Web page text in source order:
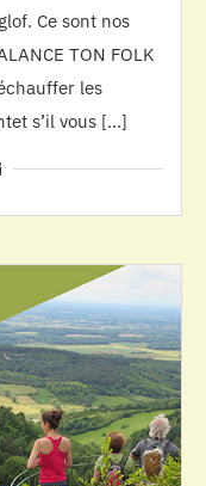
Ce sont nos
TON FOLK
les
s’il vous […]